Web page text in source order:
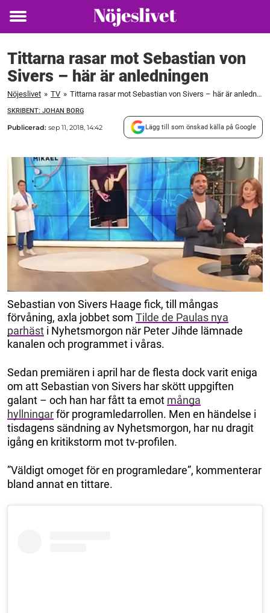
Toggle
Tittarna rasar mot Sebastian von
Sivers – här är anledningen
Nöjeslivet » TV » Tittarna rasar mot Sebastian von Sivers – här är anledningen
SKRIBENT: JOHAN BORG
Publicerad: sep 11, 2018, 14:42 Lägg till som önskad källa på Google
Sebastian von Sivers Haage fick, till mångas
förvåning, axla jobbet som Tilde de Paulas nya
parhäst i Nyhetsmorgon när Peter Jihde lämnade
kanalen och programmet i våras.
Sedan premiären i april har de flesta dock varit eniga
om att Sebastian von Sivers har skött uppgiften
galant – och han har fått ta emot många
hyllningarför programledarrollen. Men en händelse i
tisdagens sändning av Nyhetsmorgon, har nu dragit
igång en kritikstorm mot tv-profilen.
”Väldigt omoget för en programledare”, kommenterar
bland annat en tittare.